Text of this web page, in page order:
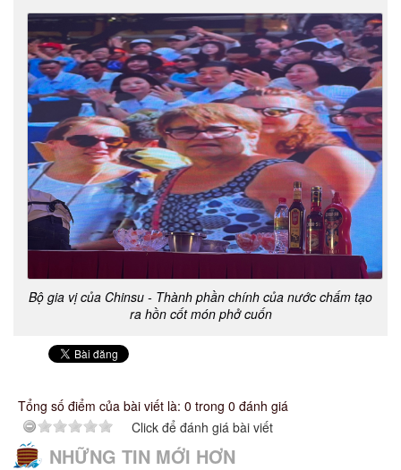
Bộ gia vị của Chinsu - Thành phần chính của nước chấm tạo
ra hồn cốt món phở cuốn
Tổng số điểm của bài viết là: 0 trong 0 đánh giá
Click để đánh giá bài viết
NHỮNG TIN MỚI HƠN